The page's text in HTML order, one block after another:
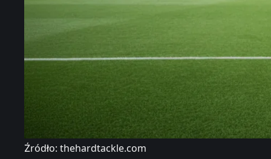
Źródło: thehardtackle.com